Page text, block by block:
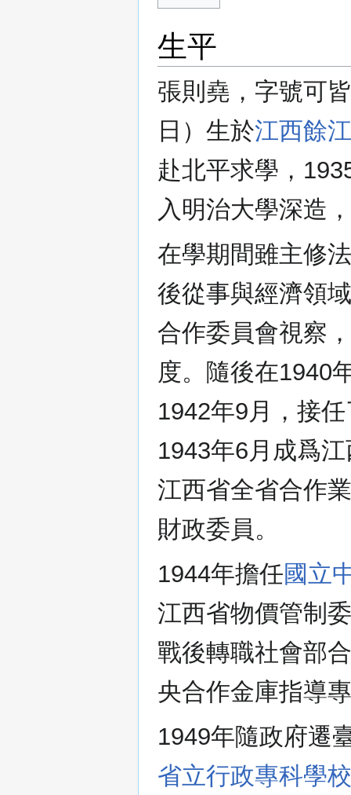
生平
張則堯，字號可
日）生於江西餘江
赴北平求學，
入明治大學深造
在學期間雖主修
後從事與經濟領
合作委員會視察
度。隨後在1940
1942年9月，接
1943年6月成爲
江西省全省合作
財政委員。
1944年擔任國立
江西省物價管制
戰後轉職社會部
央合作金庫指導
1949年隨政府遷
省立行政專科學校